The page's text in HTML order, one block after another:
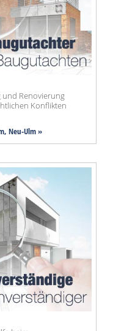
und Renovierung
Konflikten
Neu-Ulm »